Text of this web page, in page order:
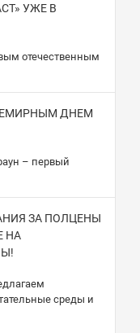
УЖЕ В
отечественным
ДНЕМ
– первый
ЗА ПОЛЦЕНЫ
НА
среды и